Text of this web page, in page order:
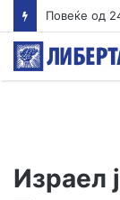
Израел